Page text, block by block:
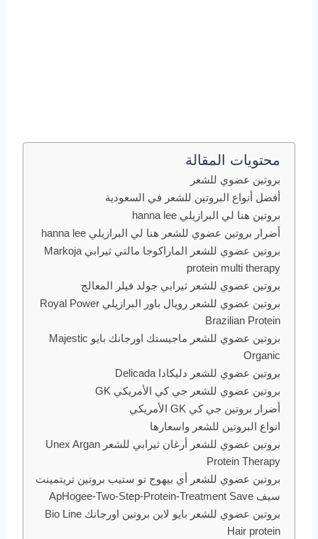
محتويات المقالة
بروتين عضوي للشعر
أفضل أنواع البروتين للشعر في السعودية
بروتين هنا لي البرازيلي hanna lee
أضرار بروتين عضوي للشعر هنا لي البرازيلي hanna lee
بروتين عضوي للشعر الماراكوجا مالتي ثيرابي Markoja
protein multi therapy
بروتين عضوي للشعر ثيرابي جولد فيلر المعالج
بروتين عضوي للشعر رويال باور البرازيلي Royal Power
Brazilian Protein
بروتين عضوي للشعر ماجيستك اورجانك بايو Majestic
Organic
بروتين عضوي للشعر دليكادا Delicada
بروتين عضوي للشعر جي كي الأمريكي GK
أضرار بروتين جي كي GK الأمريكي
انواع البروتين للشعر واسعارها
بروتين عضوي للشعر أرغان ثيرابي للشعر Unex Argan
Protein Therapy
بروتين عضوي للشعر أي بيهوج تو ستيب بروتين تريتمينت
سيف ApHogee-Two-Step-Protein-Treatment Save
بروتين عضوي للشعر بايو لاين بروتين اورجانك Bio Line
Hair protein